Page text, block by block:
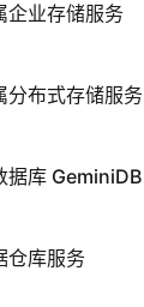
企业存储服务
分布式存储服务
据库 GeminiDB
仓库服务